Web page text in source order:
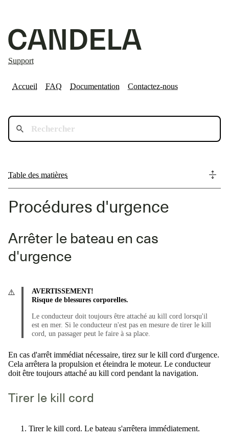
Support
Accueil FAQ Documentation Contactez-nous
Table des matières
Procédures d'urgence
Arrêter le bateau en cas
d'urgence
AVERTISSEMENT!
Risque de blessures corporelles.
Le conducteur doit toujours être attaché au kill cord lorsqu'il
est en mer. Si le conducteur n'est pas en mesure de tirer le kill
cord, un passager peut le faire à sa place.
En cas d'arrêt immédiat nécessaire, tirez sur le kill cord d'urgence.
Cela arrêtera la propulsion et éteindra le moteur. Le conducteur
doit être toujours attaché au kill cord pendant la navigation.
Tirer le kill cord
Tirer le kill cord. Le bateau s'arrêtera immédiatement.